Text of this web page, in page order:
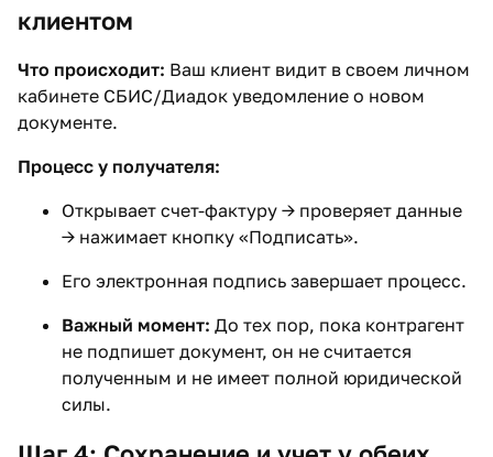
клиентом
Что происходит: Ваш клиент видит в своем личном
кабинете СБИС/Диадок уведомление о новом
документе.
Процесс у получателя:
Открывает счет-фактуру → проверяет данные
→ нажимает кнопку «Подписать».
Его электронная подпись завершает процесс.
Важный момент: До тех пор, пока контрагент
не подпишет документ, он не считается
полученным и не имеет полной юридической
силы.